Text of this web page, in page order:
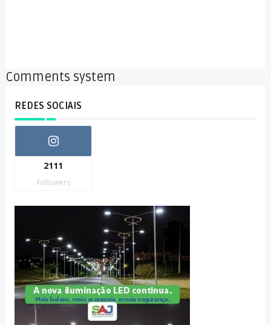
Comments system
REDES SOCIAIS
2111
Followers